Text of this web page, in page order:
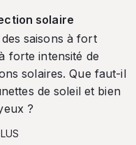
solaire
saisons à fort
forte intensité de
solaires. Que faut-il
de soleil et bien
?